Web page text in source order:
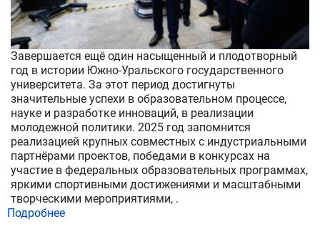
Завершается ещё один насыщенный и плодотворный
год в истории Южно-Уральского государственного
университета. За этот период достигнуты
значительные успехи в образовательном процессе,
науке и разработке инноваций, в реализации
молодежной политики. 2025 год запомнится
реализацией крупных совместных с индустриальными
партнёрами проектов, победами в конкурсах на
участие в федеральных образовательных программах,
яркими спортивными достижениями и масштабными
творческими мероприятиями, .
Подробнее